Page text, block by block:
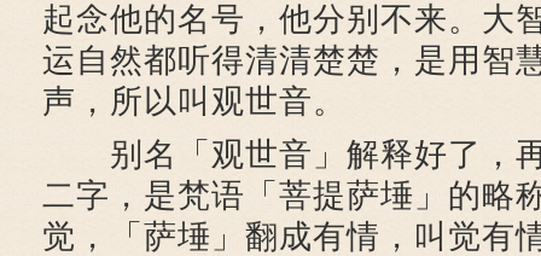
起念他的名号，他分别不来。大
运自然都听得清清楚楚，是用智
声，所以叫观世音。
别名「观世音」解释好了，
二字，是梵语「菩提萨埵」的略
觉，「萨埵」翻成有情，叫觉有